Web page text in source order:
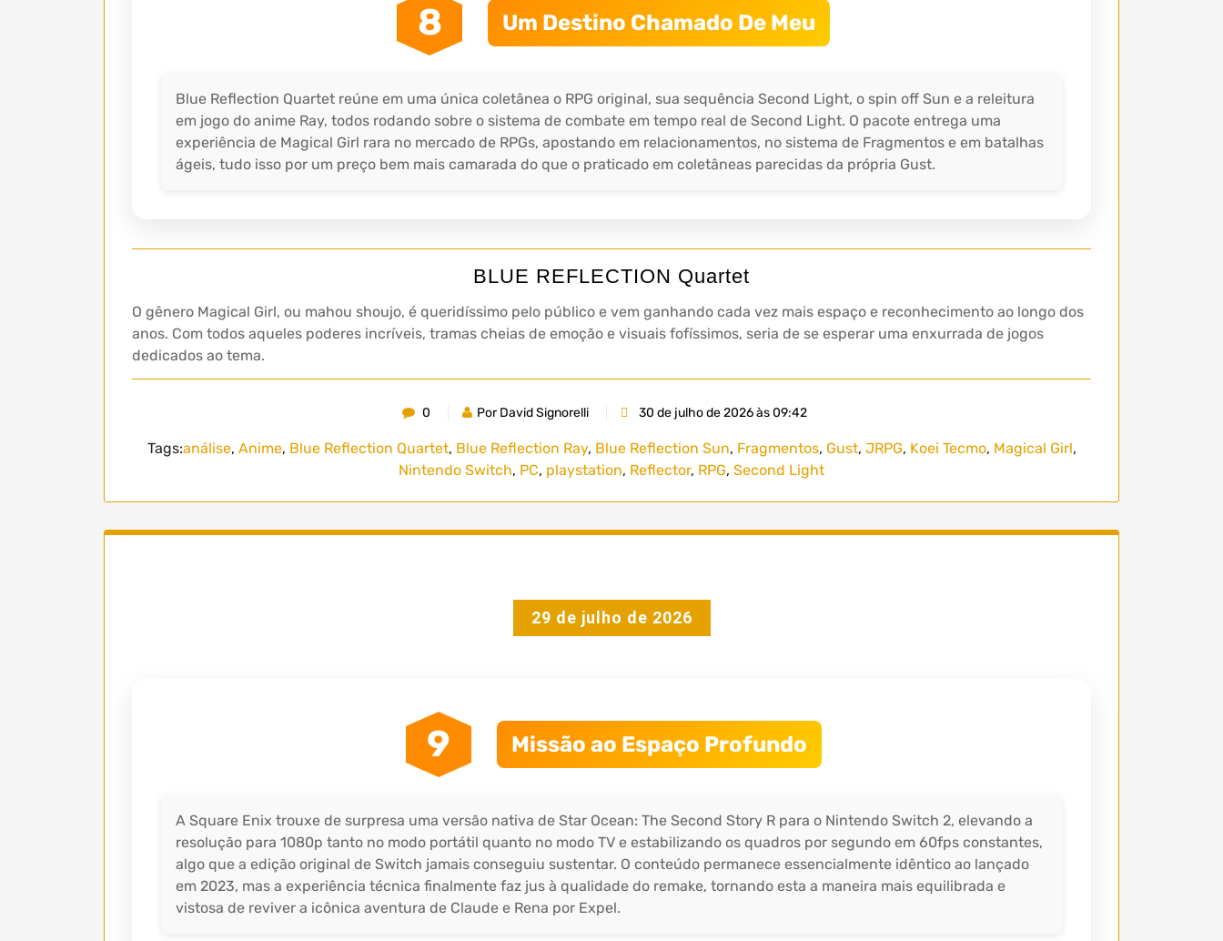
8 Um Destino Chamado De Meu
Blue Reflection Quartet reúne em uma única coletânea o RPG original, sua sequência Second Light, o spin off Sun e a releitura
em jogo do anime Ray, todos rodando sobre o sistema de combate em tempo real de Second Light. O pacote entrega uma
experiência de Magical Girl rara no mercado de RPGs, apostando em relacionamentos, no sistema de Fragmentos e em batalhas
ágeis, tudo isso por um preço bem mais camarada do que o praticado em coletâneas parecidas da própria Gust.
BLUE REFLECTION Quartet
O gênero Magical Girl, ou mahou shoujo, é queridíssimo pelo público e vem ganhando cada vez mais espaço e reconhecimento ao longo dos
anos. Com todos aqueles poderes incríveis, tramas cheias de emoção e visuais fofíssimos, seria de se esperar uma enxurrada de jogos
dedicados ao tema.
0 Por David Signorelli 30 de julho de 2026 às 09:42
Tags:análise, Anime, Blue Reflection Quartet, Blue Reflection Ray, Blue Reflection Sun, Fragmentos, Gust, JRPG, Koei Tecmo, Magical Girl,
Nintendo Switch, PC, playstation, Reflector, RPG, Second Light
29 de julho de 2026
9 Missão ao Espaço Profundo
A Square Enix trouxe de surpresa uma versão nativa de Star Ocean: The Second Story R para o Nintendo Switch 2, elevando a
resolução para 1080p tanto no modo portátil quanto no modo TV e estabilizando os quadros por segundo em 60fps constantes,
algo que a edição original de Switch jamais conseguiu sustentar. O conteúdo permanece essencialmente idêntico ao lançado
em 2023, mas a experiência técnica finalmente faz jus à qualidade do remake, tornando esta a maneira mais equilibrada e
vistosa de reviver a icônica aventura de Claude e Rena por Expel.